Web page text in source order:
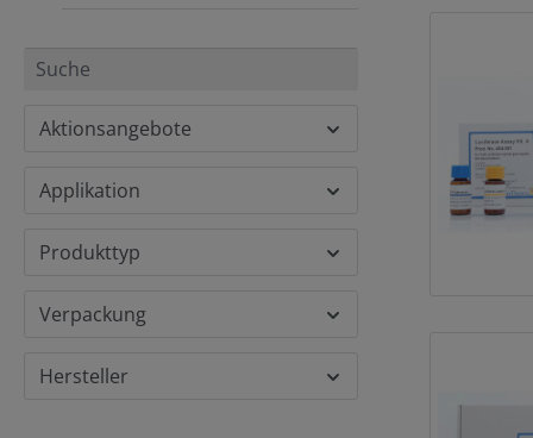
Aktionsangebote
Applikation
Produkttyp
Verpackung
Hersteller